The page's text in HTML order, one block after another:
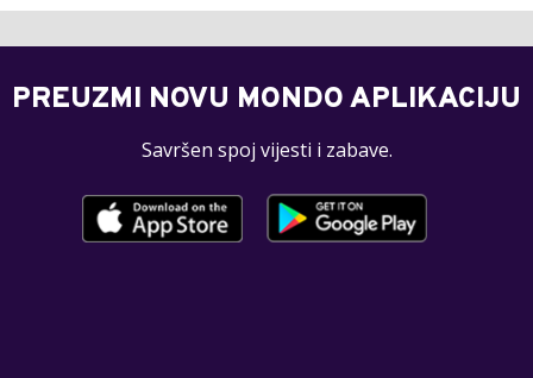
PREUZMI NOVU MONDO APLIKACIJU
Savršen spoj vijesti i zabave.